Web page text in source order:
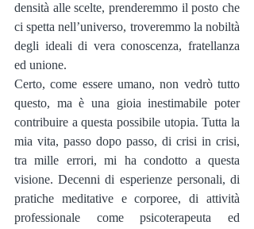
densità alle scelte, prenderemmo il posto che
ci spetta nell’universo, troveremmo la nobiltà
degli ideali di vera conoscenza, fratellanza
ed unione.
Certo, come essere umano, non vedrò tutto
questo, ma è una gioia inestimabile poter
contribuire a questa possibile utopia. Tutta la
mia vita, passo dopo passo, di crisi in crisi,
tra mille errori, mi ha condotto a questa
visione. Decenni di esperienze personali, di
pratiche meditative e corporee, di attività
professionale come psicoterapeuta ed